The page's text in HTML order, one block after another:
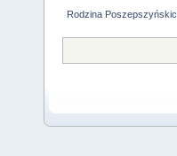
Rodzina